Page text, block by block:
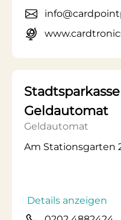
Geldautomat
Geldautomat
Am Stationsgarten
Details anzeigen